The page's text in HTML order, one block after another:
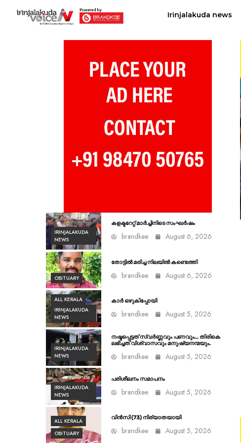
Irinjalakuda news
IRINJALAKUDA
NEWS
കളക്ടറേറ്റ് മാർച്ചിനിടെ സംഘർഷം
brandkee August 6, 2026
OBITUARY
തോട്ടിൽ മരിച്ച നിലയിൽ കണ്ടെത്തി
brandkee August 6, 2026
ALL KERALA
IRINJALAKUDA
NEWS
കാർ ഒഴുകിപ്പോയി
brandkee August 5, 2026
IRINJALAKUDA
NEWS
നഷ്ടപ്പെട്ടത് സ്വർണ്ണവും പണവും… തിരികെ
ലഭിച്ചത് വിശ്വാസവും മനുഷ്യനന്മയും.
brandkee August 5, 2026
IRINJALAKUDA
NEWS
പരിശീലനം സമാപനം
brandkee August 5, 2026
ALL KERALA
OBITUARY
വിൻസി (73) നിര്യാതയായി
brandkee August 5, 2026